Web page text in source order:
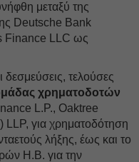
μεταξύ της
Deutsche Bank
Finance LLC ως
δεσμεύσεις, τελούσες
χρηματοδοτών
L.P., Oaktree
για χρηματοδότηση
λήξης, έως και το
Η.Β. για την